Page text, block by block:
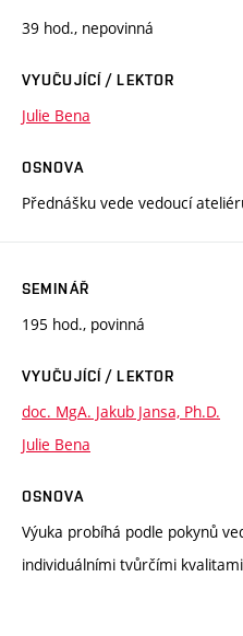
39 hod., nepovinná
VYUČUJÍCÍ / LEKTOR
Julie Bena
OSNOVA
Přednášku vede vedoucí
SEMINÁŘ
195 hod., povinná
VYUČUJÍCÍ / LEKTOR
doc. MgA. Jakub Jansa, Ph.D.
Julie Bena
OSNOVA
Výuka probíhá podle pokynů
individuálními tvůrčími